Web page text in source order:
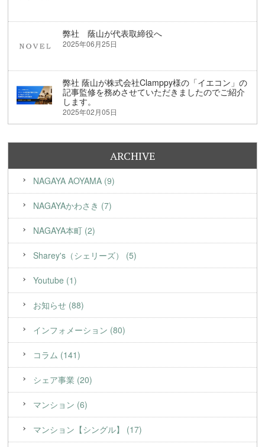
弊社 蔭山が代表取締役へ
2025年06月25日
弊社 蔭山が株式会社Clamppy様の「イエコン」の
記事監修を務めさせていただきましたのでご紹介
します。
2025年02月05日
ARCHIVE
NAGAYA AOYAMA (9)
NAGAYAかわさき (7)
NAGAYA本町 (2)
Sharey's（シェリーズ） (5)
Youtube (1)
お知らせ (88)
インフォメーション (80)
コラム (141)
シェア事業 (20)
マンション (6)
マンション【シングル】 (17)